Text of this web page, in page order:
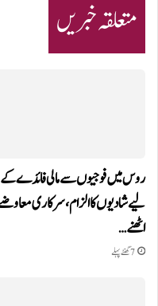
متعلقہ خبریں
روس میں فوجیوں سے مالی فائدے کے
لیے شادیوں کا الزام، سرکاری
اٹھنے…
7 گھنٹے پہلے